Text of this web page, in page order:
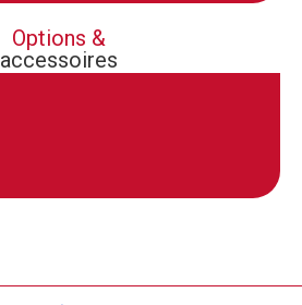
Options &
accessoires